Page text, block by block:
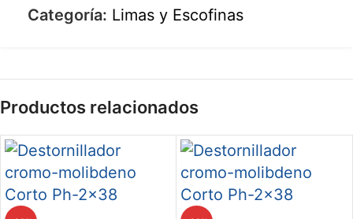
Categoría: Limas y Escofinas
Productos relacionados